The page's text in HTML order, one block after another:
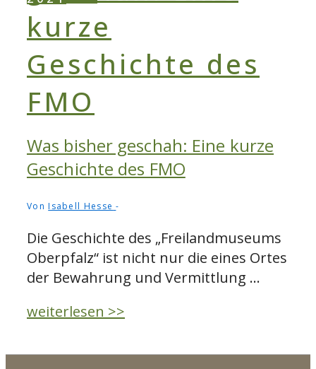
Was bisher geschah: Eine kurze
Geschichte des FMO
VonIsabell Hesse
Die Geschichte des „Freilandmuseums
Oberpfalz“ ist nicht nur die eines Ortes
der Bewahrung und Vermittlung …
Was
geschah:
weiterlesen >>